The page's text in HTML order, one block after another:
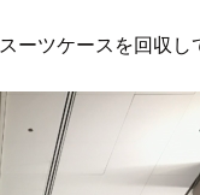
ツケースを回収し